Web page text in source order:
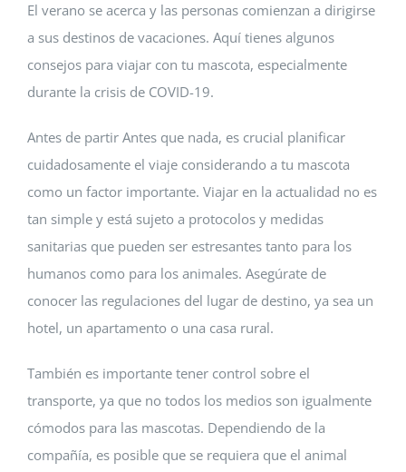
El verano se acerca y las personas comienzan a dirigirse
a sus destinos de vacaciones. Aquí tienes algunos
consejos para viajar con tu mascota, especialmente
durante la crisis de COVID-19.
Antes de partir Antes que nada, es crucial planificar
cuidadosamente el viaje considerando a tu mascota
como un factor importante. Viajar en la actualidad no es
tan simple y está sujeto a protocolos y medidas
sanitarias que pueden ser estresantes tanto para los
humanos como para los animales. Asegúrate de
conocer las regulaciones del lugar de destino, ya sea un
hotel, un apartamento o una casa rural.
También es importante tener control sobre el
transporte, ya que no todos los medios son igualmente
cómodos para las mascotas. Dependiendo de la
compañía, es posible que se requiera que el animal